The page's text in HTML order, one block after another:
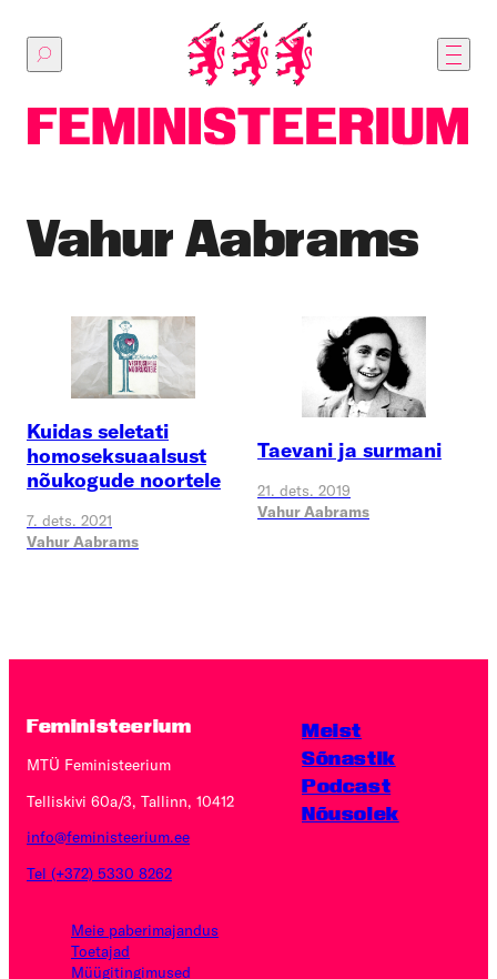
sisu
juurde
Vahur Aabrams
Kuidas seletati
homoseksuaalsust
nõukogude noortele
7. dets. 2021
Vahur Aabrams
Taevani ja surmani
21. dets. 2019
Vahur Aabrams
Feministeerium
MTÜ Feministeerium
Telliskivi 60a/3, Tallinn, 10412
info@feministeerium.ee
Tel (+372) 5330 8262
Meie paberimajandus
Toetajad
Müügitingimused
Meist
Sõnastik
Podcast
Nõusolek